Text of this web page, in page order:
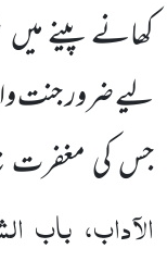
کھانے پینے
لیے ضرور جنت
جس کی مغفرت
الآداب، باب